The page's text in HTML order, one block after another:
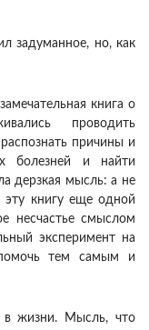
задуманное, но, как
книга о
проводить
причины и
болезней и найти
дерзкая мысль: а не
эту книгу еще одной
несчастье смыслом
эксперимент на
тем самым и
в жизни. Мысль, что